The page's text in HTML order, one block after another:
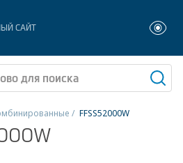
САЙТ
и морозильники
FFSS52000W